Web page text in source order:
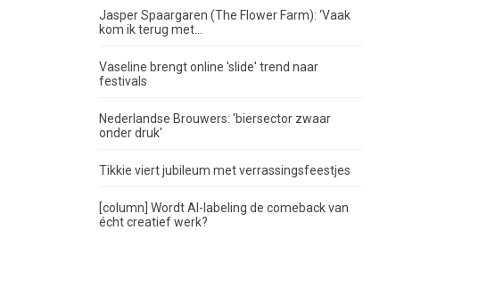
Jasper Spaargaren (The Flower Farm): ‘Vaak
kom ik terug met...
Vaseline brengt online 'slide' trend naar
festivals
Nederlandse Brouwers: 'biersector zwaar
onder druk'
Tikkie viert jubileum met verrassingsfeestjes
[column] Wordt AI-labeling de comeback van
écht creatief werk?